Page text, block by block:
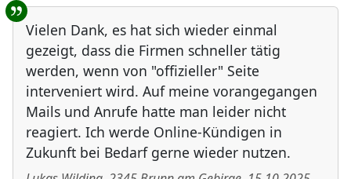
Vielen Dank, es hat sich wieder einmal
gezeigt, dass die Firmen schneller tätig
werden, wenn von "offizieller" Seite
interveniert wird. Auf meine vorangegangen
Mails und Anrufe hatte man leider nicht
reagiert. Ich werde Online-Kündigen in
Zukunft bei Bedarf gerne wieder nutzen.